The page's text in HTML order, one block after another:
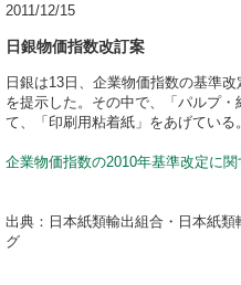
2011/12/15
日銀物価指数改訂案
日銀は13日、企業物価指数の基準
を提示した。その中で、「パルプ
て、「印刷用粘着紙」をあげている。
企業物価指数の2010年基準改定に
出典：日本紙類輸出組合・日本紙
グ